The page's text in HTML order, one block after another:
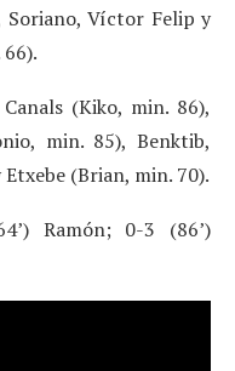
Soriano, Víctor Felip y
(Kiko, min. 86),
min. 85), Benktib,
(Brian, min. 70).
Ramón; 0-3 (86’)